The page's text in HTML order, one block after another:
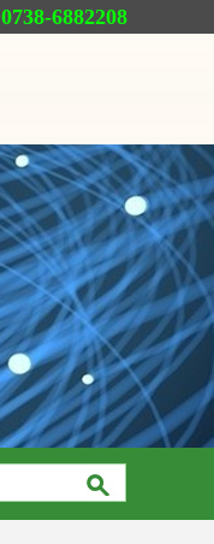
0738-6882208